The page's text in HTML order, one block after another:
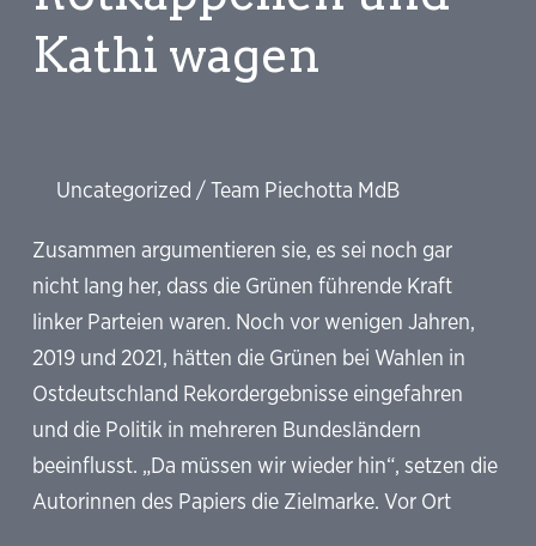
Kathi wagen
Uncategorized /Team Piechotta MdB
Zusammen argumentieren sie, es sei noch gar
nicht lang her, dass die Grünen führende Kraft
linker Parteien waren. Noch vor wenigen Jahren,
2019 und 2021, hätten die Grünen bei Wahlen in
Ostdeutschland Rekordergebnisse eingefahren
und die Politik in mehreren Bundesländern
beeinflusst. „Da müssen wir wieder hin“, setzen die
Autorinnen des Papiers die Zielmarke. Vor Ort